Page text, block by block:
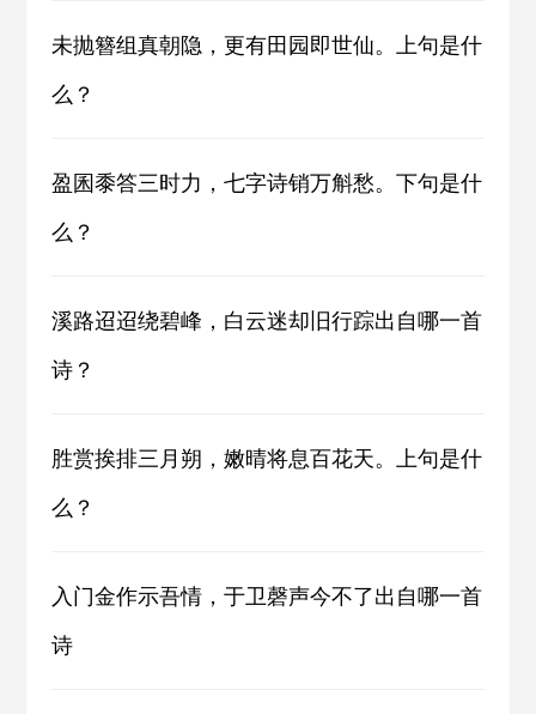
未抛簪组真朝隐，更有田园即世仙。上句是什
么？
盈囷黍答三时力，七字诗销万斛愁。下句是什
么？
溪路迢迢绕碧峰，白云迷却旧行踪出自哪一首
诗？
胜赏挨排三月朔，嫩晴将息百花天。上句是什
么？
入门金作示吾情，于卫磬声今不了出自哪一首
诗